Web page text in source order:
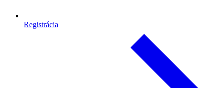
Registrácia